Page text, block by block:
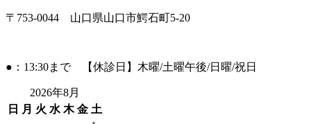
〒753-0044 山口県山口市鰐石町5-20
●：13:30まで 【休診日】木曜/土曜午後/日曜/祝日
2026年8月
日
月 火 水 木 金 土